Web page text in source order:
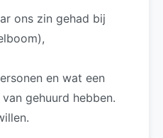
ons zin gehad bij
en wat een
gehuurd hebben.